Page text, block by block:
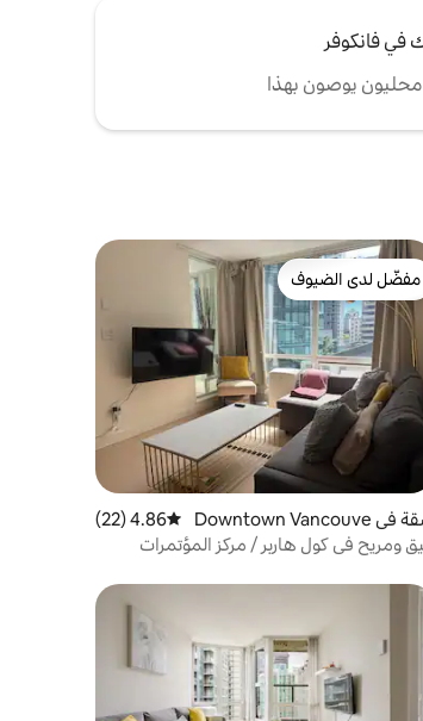
فانكوفر
مفضّل لدى الضيوف
مفضّل لدى الضيوف
شقة في Downtown Vancouve
متوسط التقييم 4.86 من 5، 22 مراجعات
4.86 (22)
ومريح في كول هاربر / مركز المؤتمرات